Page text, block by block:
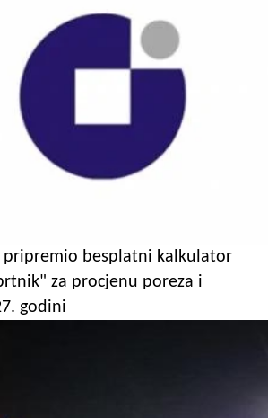
pripremio besplatni kalkulator
za procjenu poreza i
godini